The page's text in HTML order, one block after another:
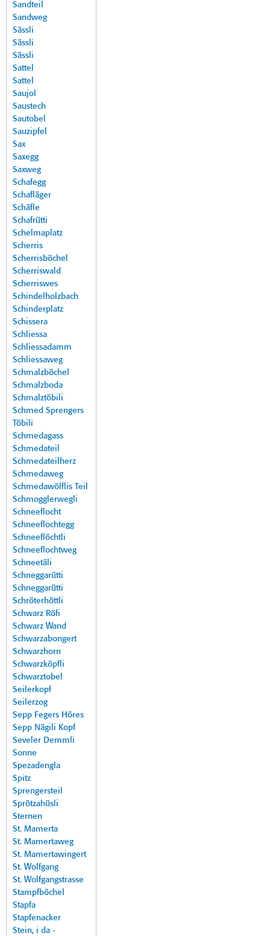
Sandteil
Sandweg
Sässli
Sässli
Sässli
Sattel
Sattel
Saujol
Saustech
Sautobel
Sauzipfel
Sax
Saxegg
Saxweg
Schafegg
Schafläger
Schäfle
Schafrütti
Schelmaplatz
Scherris
Scherrisböchel
Scherriswald
Scherriswes
Schindelholzbach
Schinderplatz
Schissera
Schliessa
Schliessadamm
Schliessaweg
Schmalzböchel
Schmalzboda
Schmalztöbili
Schmed Sprengers
Töbili
Schmedagass
Schmedateil
Schmedateilherz
Schmedaweg
Schmedawölflis Teil
Schmogglerwegli
Schneeflocht
Schneeflochtegg
Schneeflöchtli
Schneeflochtweg
Schneetäli
Schneggarütti
Schneggarütti
Schröterhöttli
Schwarz Röfi
Schwarz Wand
Schwarzabongert
Schwarzhorn
Schwarzköpfli
Schwarztobel
Seilerkopf
Seilerzog
Sepp Fegers Höres
Sepp Nägili Kopf
Seveler Demmli
Sonne
Spezadengla
Spitz
Sprengersteil
Sprötzahüsli
Sternen
St. Mamerta
St. Mamertaweg
St. Mamertawingert
St. Wolfgang
St. Wolfgangstrasse
Stampfböchel
Stapfa
Stapfenacker
Stein, i da -